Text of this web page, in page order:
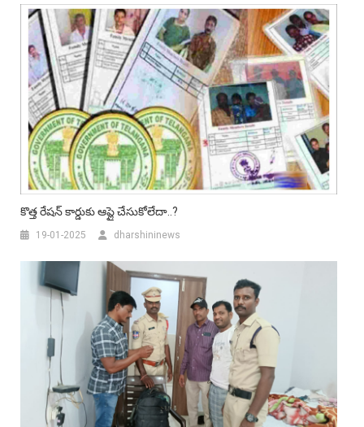
కొత్త రేషన్‌ కార్డుకు ఆప్లై చేసుకోలేదా..?
19-01-2025 dharshininews